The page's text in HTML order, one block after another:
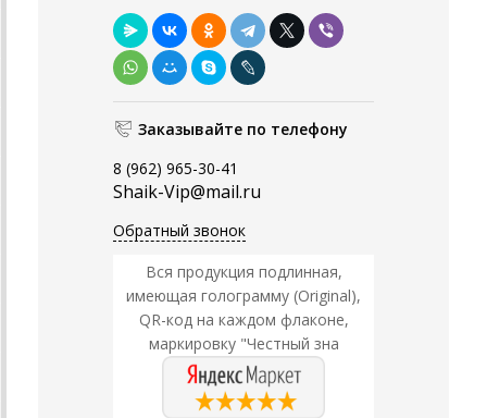
Заказывайте по телефону
8 (962) 965-30-41
Shaik-Vip@mail.ru
Обратный звонок
Вся продукция подлинная,
имеющая голограмму (Original),
QR-код на каждом флаконе,
маркировку "Честный зна